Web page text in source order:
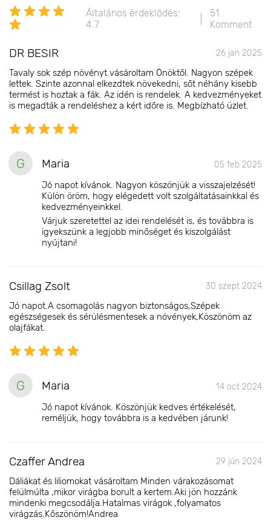
Általános érdeklődés:
4.7
51
Komment
DR BESIR 26 jan 2025
Tavaly sok szép növényt vásároltam Önöktől. Nagyon szépek
lettek. Szinte azonnal elkezdtek növekedni, sőt néhány kisebb
termést is hoztak a fák. Az idén is rendelek. A kedvezményeket
is megadták a rendeléshez a kért időre is. Megbízható üzlet.
G Maria 05 feb 2025
Jó napot kívánok. Nagyon köszönjük a visszajelzését!
Külön öröm, hogy elégedett volt szolgáltatásainkkal és
kedvezményeinkkel.
Várjuk szeretettel az idei rendelését is, és továbbra is
igyekszünk a legjobb minőséget és kiszolgálást
nyújtani!
Csillag Zsolt 30 szept 2024
Jó napot.A csomagolás nagyon biztonságos,Szépek
egészségesek és sérülésmentesek a növények,Köszönöm az
olajfákat.
G Maria 14 oct 2024
Jó napot kívánok. Köszönjük kedves értékelését,
reméljük, hogy továbbra is a kedvében járunk!
Czaffer Andrea 29 jún 2024
Dáliákat és liliomokat vásároltam Minden várakozásomat
felülmúlta ,mikor virágba borult a kertem.Aki jön hozzánk
mindenki megcsodálja.Hatalmas virágok ,folyamatos
virágzás.Kőszönöm!Andrea